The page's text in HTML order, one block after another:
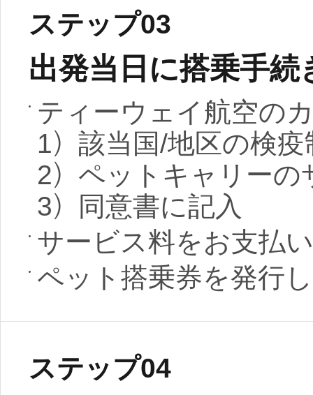
ステップ03
出発当日に搭乗手続
ティーウェイ航空の
1）該当国/地区の検
2）ペットキャリー
3）同意書に記入
サービス料をお支払
ペット搭乗券を発行
ステップ04